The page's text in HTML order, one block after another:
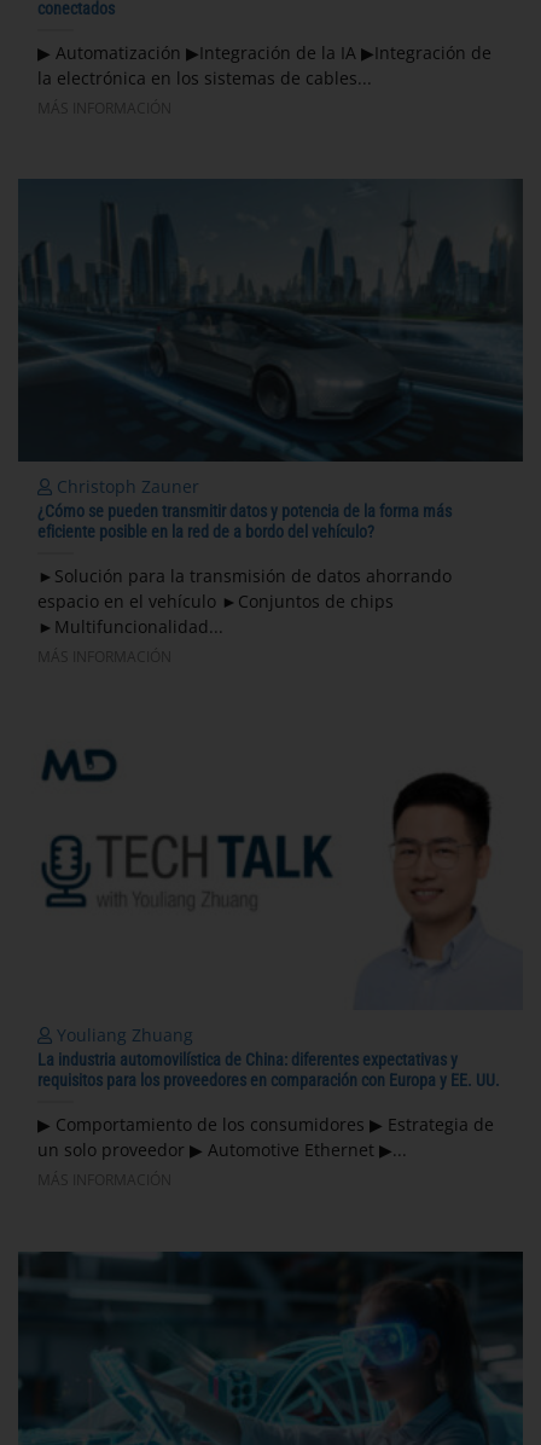
conectados
▶ Automatización ▶Integración de la IA ▶Integración de
la electrónica en los sistemas de cables...
Christoph Zauner
¿Cómo se pueden transmitir datos y potencia de la forma más
eficiente posible en la red de a bordo del vehículo?
►Solución para la transmisión de datos ahorrando
espacio en el vehículo ►Conjuntos de chips
►Multifuncionalidad...
Youliang Zhuang
La industria automovilística de China: diferentes expectativas y
requisitos para los proveedores en comparación con Europa y EE. UU.
▶ Comportamiento de los consumidores ▶ Estrategia de
un solo proveedor ▶ Automotive Ethernet ▶...